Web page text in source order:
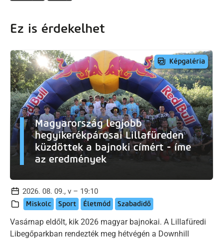
Ez is érdekelhet
Képgaléria
Magyarország legjobb
hegyikerékpárosai Lillafüreden
küzdöttek a bajnoki címért - íme
az eredmények
2026. 08. 09., v – 19:10
Miskolc Sport Életmód Szabadidő
Vasárnap eldőlt, kik 2026 magyar bajnokai. A Lillafüredi
Libegőparkban rendezték meg hétvégén a Downhill